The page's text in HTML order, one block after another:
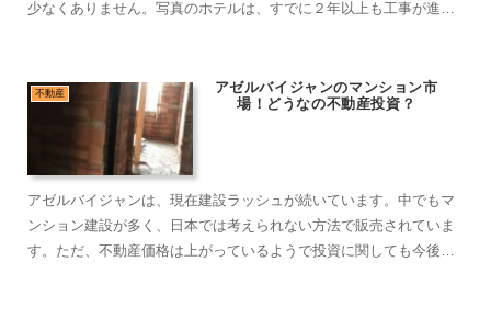
少なくありません。写真のホテルは、すでに２年以上も工事が進ん
不動産
アゼルバイジャンのマンション市
場！どうなの不動産投資？
アゼルバイジャンは、現在建設ラッシュが続いています。中でもマ
ンション建設が多く、日本では考えられない方法で販売されていま
す。ただ、不動産価格は上がっているようで投資に関しても今後注